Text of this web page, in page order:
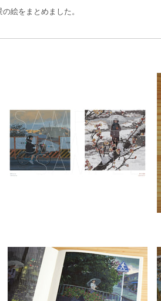
絵をまとめました。